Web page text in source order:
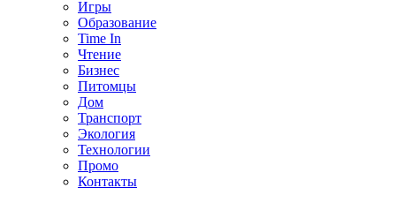
Игры
Образование
Time In
Чтение
Бизнес
Питомцы
Дом
Транспорт
Экология
Технологии
Промо
Контакты